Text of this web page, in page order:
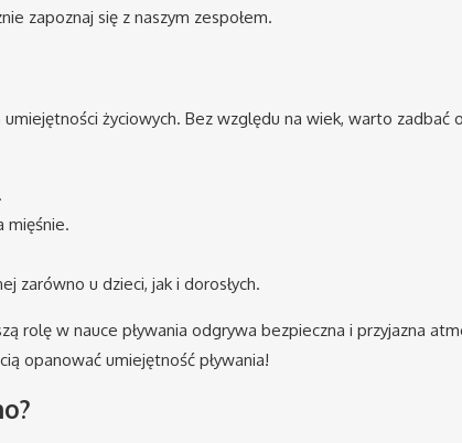
zapoznaj się z naszym zespołem.
życiowych. Bez względu na wiek, warto zadbać
mięśnie.
zarówno u dzieci, jak i dorosłych.
rolę w nauce pływania odgrywa bezpieczna i przyjazna
opanować umiejętność pływania!